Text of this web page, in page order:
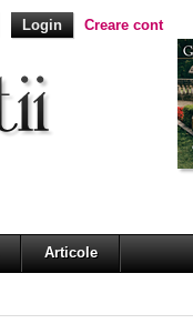
Creare cont
Articole